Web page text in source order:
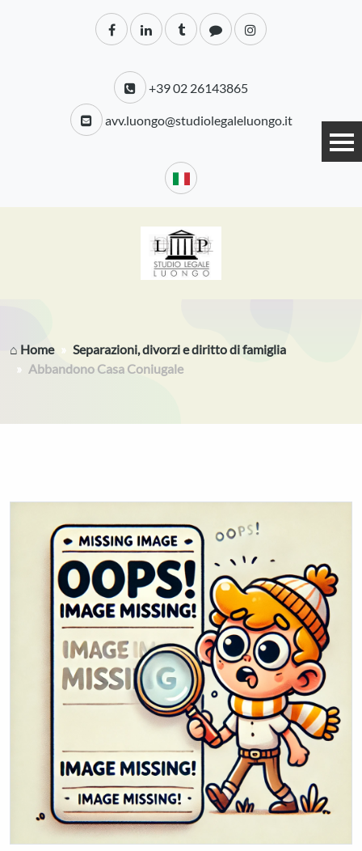
+39 02 26143865
avv.luongo@studiolegaleluongo.it
⌂ Home
Separazioni, divorzi e diritto di famiglia
Abbandono Casa Coniugale